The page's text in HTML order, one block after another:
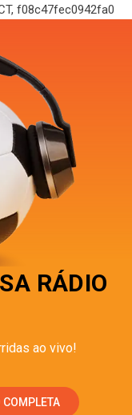
f08c47fec0942fa0
RÁDIO
ao vivo!